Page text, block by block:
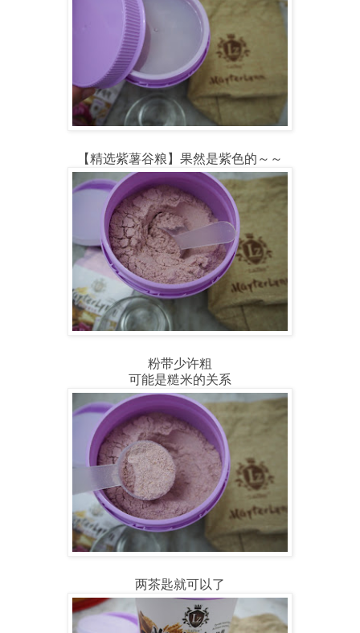
【精选紫薯谷粮】果然是紫色的～～
粉带少许粗
可能是糙米的关系
两茶匙就可以了